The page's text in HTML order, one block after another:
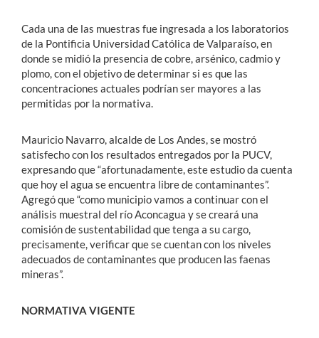
Cada una de las muestras fue ingresada a los laboratorios
de la Pontificia Universidad Católica de Valparaíso, en
donde se midió la presencia de cobre, arsénico, cadmio y
plomo, con el objetivo de determinar si es que las
concentraciones actuales podrían ser mayores a las
permitidas por la normativa.
Mauricio Navarro, alcalde de Los Andes, se mostró
satisfecho con los resultados entregados por la PUCV,
expresando que “afortunadamente, este estudio da cuenta
que hoy el agua se encuentra libre de contaminantes”.
Agregó que “como municipio vamos a continuar con el
análisis muestral del río Aconcagua y se creará una
comisión de sustentabilidad que tenga a su cargo,
precisamente, verificar que se cuentan con los niveles
adecuados de contaminantes que producen las faenas
mineras”.
NORMATIVA VIGENTE